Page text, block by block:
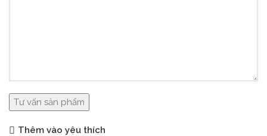
Thêm vào yêu thích